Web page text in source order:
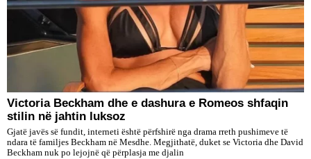
Victoria Beckham dhe e dashura e Romeos shfaqin
stilin në jahtin luksoz
Gjatë javës së fundit, interneti është përfshirë nga drama rreth pushimeve të
ndara të familjes Beckham në Mesdhe. Megjithatë, duket se Victoria dhe David
Beckham nuk po lejojnë që përplasja me djalin